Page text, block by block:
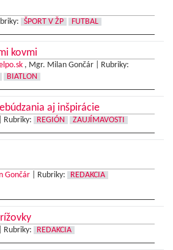
ŠPORT V ŽP FUTBAL
kovmi
, Mgr. Milan Gončár |
Rubriky:
BIATLON
aj inšpirácie
Rubriky: REGIÓN ZAUJÍMAVOSTI
Gončár Rubriky:
REDAKCIA
Rubriky: REDAKCIA